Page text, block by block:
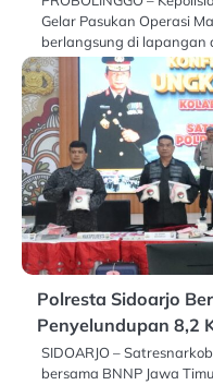
Gelar Pasukan Operasi
berlangsung di lapangan
Polresta Sidoarjo
Penyelundupan 8,2
SIDOARJO –
bersama BNNP Jawa